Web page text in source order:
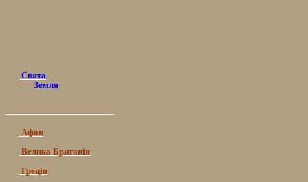
Свята
Земля
Афон
Велика Британія
Греція